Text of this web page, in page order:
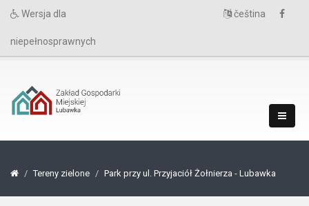
Wersja dla
niepełnosprawnych
čeština
Tereny zielone Park przy ul. Przyjaciół Żołnierza - Lubawka